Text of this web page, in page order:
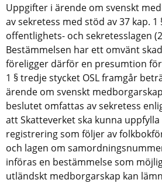
Uppgifter i ärende om svenskt
av sekretess med stöd av 37 kap.
offentlighets- och sekretesslagen
Bestämmelsen har ett omvänt
föreligger därför en presumtion för
1 § tredje stycket OSL framgår
ärende om svenskt
beslutet omfattas av sekretess
att Skatteverket ska kunna uppfylla
registrering som följer av
och lagen om
införas en bestämmelse som
utländskt medborgarskap kan